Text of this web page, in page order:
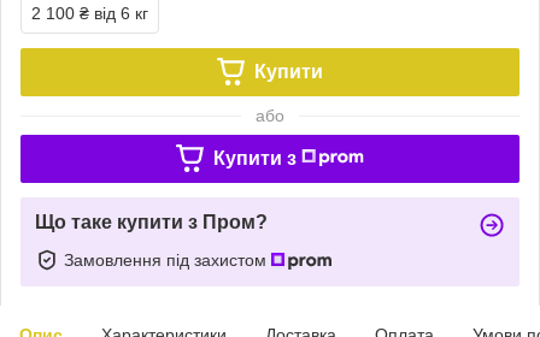
2 100 ₴ від 6 кг
Купити
або
Купити з
Що таке купити з Пром?
Замовлення під захистом